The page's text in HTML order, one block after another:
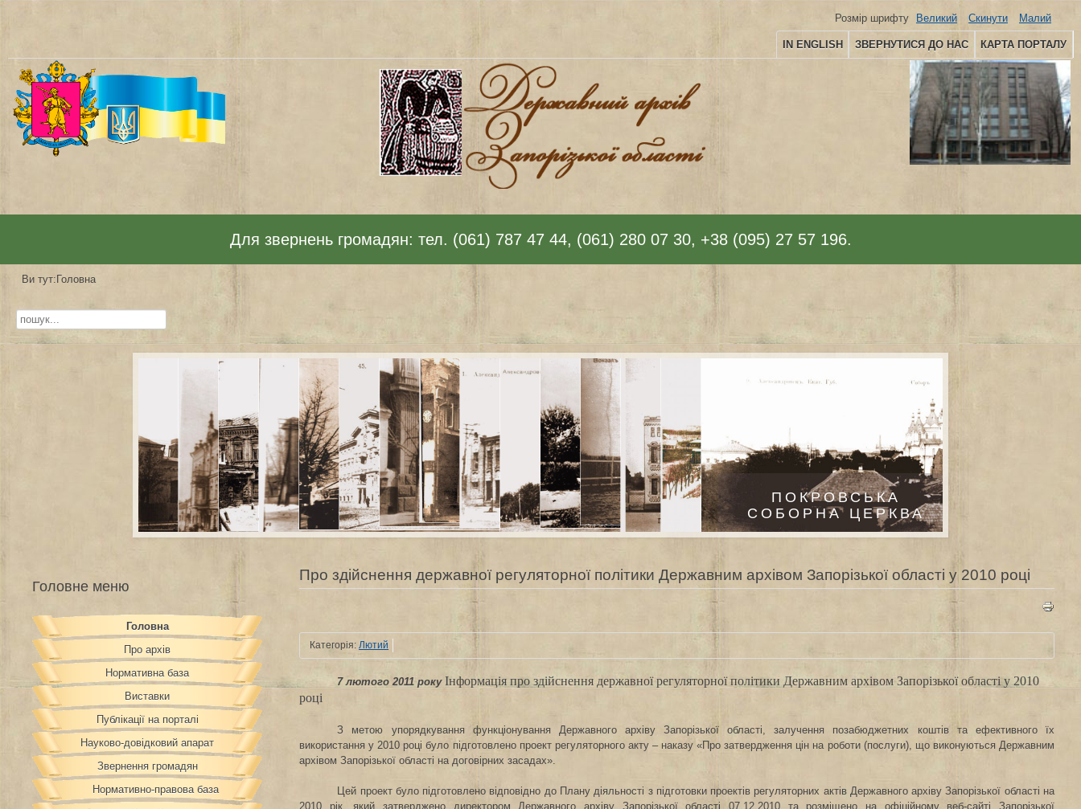
IN ENGLISH ЗВЕРНУТИСЯ ДО НАС КАРТА ПОРТАЛУ
Розмір шрифту Великий Скинути Малий
Для звернень громадян: тел. (061) 787 47 44, (061) 280 07 30, +38 (095) 27 57 196.
Ви тут: Головна
Пошук...
ПОКРОВСЬКА
СОБОРНА ЦЕРКВА
Головне меню
Головна
Про архів
Нормативна база
Виставки
Публікації на порталі
Науково-довідковий апарат
Звернення громадян
Нормативно-правова база
Про здійснення державної регуляторної політики Державним архівом Запорізької області у 2010 році
Категорія: Лютий
7 лютого 2011 року Інформація про здійснення державної регуляторної політики Державним архівом Запорізької області у 2010
році
З метою упорядкування функціонування Державного архіву Запорізької області, залучення позабюджетних коштів та ефективного їх
використання у 2010 році було підготовлено проект регуляторного акту – наказу «Про затвердження цін на роботи (послуги), що виконуються Державним
архівом Запорізької області на договірних засадах».
Цей проект було підготовлено відповідно до Плану діяльності з підготовки проектів регуляторних актів Державного архіву Запорізької області на
2010 рік, який затверджено директором Державного архіву Запорізької області 07.12.2010 та розміщено на офіційному веб-сайті Запорізької